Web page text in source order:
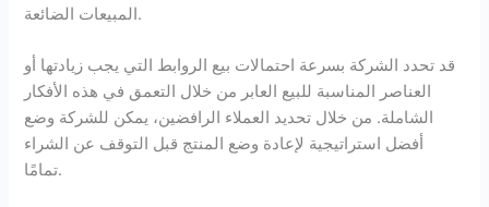
المبيعات الضائعة.
قد تحدد الشركة بسرعة احتمالات بيع الروابط التي يجب زيادتها أو
العناصر المناسبة للبيع العابر من خلال التعمق في هذه الأفكار
الشاملة. من خلال تحديد العملاء الرافضين، يمكن للشركة وضع
أفضل استراتيجية لإعادة وضع المنتج قبل التوقف عن الشراء
تمامًا.